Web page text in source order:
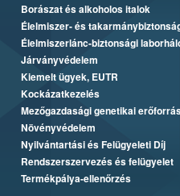
Borászat és alkoholos italok
Élelmiszer- és
Élelmiszerlánc-biztonsági
Járványvédelem
Kiemelt ügyek, EUTR
Kockázatkezelés
Mezőgazdasági genetikai
Növényvédelem
Nyilvántartási és Felügyeleti Díj
Rendszerszervezés és felügyelet
Termékpálya-ellenőrzés